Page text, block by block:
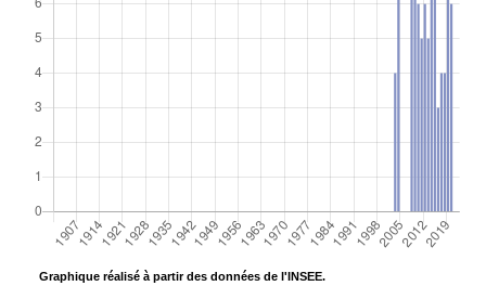
Graphique réalisé à partir des données de l'INSEE.